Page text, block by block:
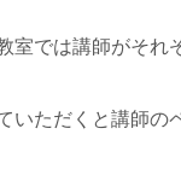
室では講師がそれ
いただくと講師の